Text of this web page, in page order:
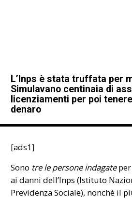
L’Inps è stata truffata per
Simulavano centinaia di
licenziamenti per poi
denaro
[ads1]
Sono tre le persone indagateper
ai danni dell’Inps (Istituto
Previdenza Sociale), nonché il